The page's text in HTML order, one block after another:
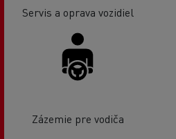
Servis a oprava vozidiel
Zázemie pre vodiča